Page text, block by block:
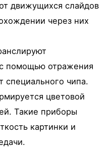
движущихся слайдов
через них
помощью отражения
специального чипа.
цветовой
Такие приборы
картинки и